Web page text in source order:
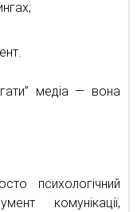
медіа — вона
психологічний
комунікації,